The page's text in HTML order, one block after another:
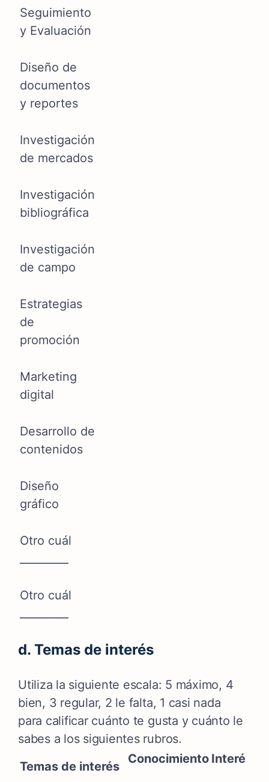
Seguimiento
y Evaluación
Diseño de
documentos
y reportes
Investigación
de mercados
Investigación
bibliográfica
Investigación
de campo
Estrategias
de
promoción
Marketing
digital
Desarrollo de
contenidos
Diseño
gráfico
Otro cuál
Otro cuál
d. Temas de interés
Utiliza la siguiente escala: 5 máximo, 4
bien, 3 regular, 2 le falta, 1 casi nada
para calificar cuánto te gusta y cuánto le
sabes a los siguientes rubros.
Temas de interés
Conocimiento Interés